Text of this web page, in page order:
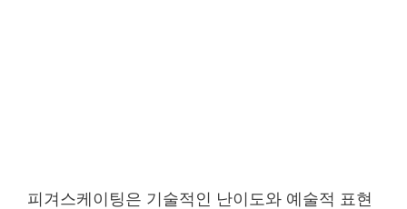
피겨스케이팅은 기술적인 난이도와 예술적 표현